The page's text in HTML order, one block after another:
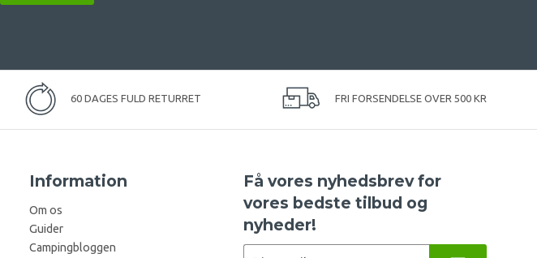
60 DAGES FULD RETURRET FRI FORSENDELSE OVER 500 KR
Information
Om os
Guider
Campingbloggen
Få vores nyhedsbrev for
vores bedste tilbud og
nyheder!